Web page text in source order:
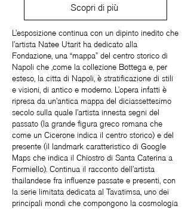
Scopri di più
L’esposizione continua con un dipinto inedito che
l’artista Natee Utarit ha dedicato alla
Fondazione, una “mappa” del centro storico di
Napoli che ,come la collezione Bottega e, per
esteso, la citta di Napoli, è stratificazione di stili
e visioni, di antico e moderno. L’opera infatti è
ripresa da un’antica mappa del diciassettesimo
secolo sulla quale l’artista innesta segni del
passato (la grande figura greco romana che
come un Cicerone indica il centro storico) e del
presente (il landmark caratteristico di Google
Maps che indica il Chiostro di Santa Caterina a
Formiello). Continua il racconto dell’artista
thailandese fra influenze passate e presenti, con
la serie limitata dedicata al Tavatimsa, uno dei
principali mondi che compongono la cosmologia